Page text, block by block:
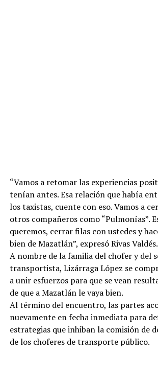
“Vamos a retomar las experiencias
tenían antes. Esa relación que había
los taxistas, cuente con eso. Vamos a
otros compañeros como “Pulmonías”.
queremos, cerrar filas con ustedes y
bien de Mazatlán”, expresó Rivas Valdés.
A nombre de la familia del chofer y del
transportista, Lizárraga López se
a unir esfuerzos para que se vean
de que a Mazatlán le vaya bien.
Al término del encuentro, las partes
nuevamente en fecha inmediata para
estrategias que inhiban la comisión de
de los choferes de transporte público.